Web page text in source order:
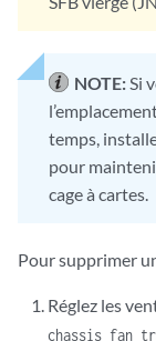
NOTE:Si
temps,
pour
cage à cartes.
Pour supprimer
Réglez les
chassis fan